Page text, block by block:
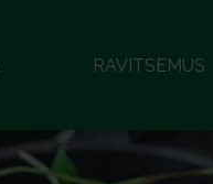
RAVITSEMUS